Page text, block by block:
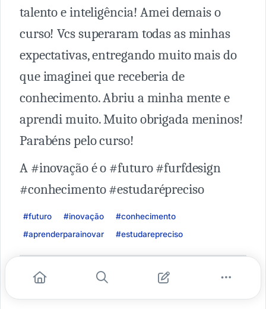
talento e inteligência! Amei demais o
curso! Vcs superaram todas as minhas
expectativas, entregando muito mais do
que imaginei que receberia de
conhecimento. Abriu a minha mente e
aprendi muito. Muito obrigada meninos!
Parabéns pelo curso!
A #inovação é o #futuro #furfdesign
#conhecimento #estudarépreciso
#futuro #inovação
#conhecimento
#aprenderparainovar
#estudarepreciso
Karina Sato